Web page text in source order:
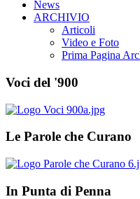
News
ARCHIVIO
Articoli
Video e Foto
Prima Pagina
Voci del '900
Le Parole che Curano
In Punta di Penna